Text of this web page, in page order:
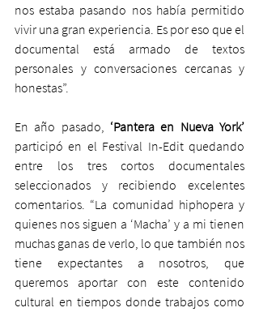
nos estaba pasando nos había permitido
vivir una gran experiencia. Es por eso que el
documental está armado de textos
personales y conversaciones cercanas y
honestas”.
En año pasado, ‘Pantera en Nueva York’
participó en el Festival In-Edit quedando
entre los tres cortos documentales
seleccionados y recibiendo excelentes
comentarios. “La comunidad hiphopera y
quienes nos siguen a ‘Macha’ y a mi tienen
muchas ganas de verlo, lo que también nos
tiene expectantes a nosotros, que
queremos aportar con este contenido
cultural en tiempos donde trabajos como